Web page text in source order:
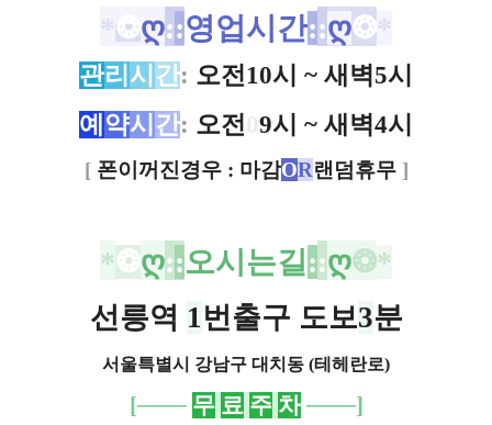
❂ღ::영업시간::ღ❂
관리 시 간: 오전10시 ~ 새벽5시
예 약시 간: 오전 9시 ~ 새벽4시
[ 폰이꺼진경우 : 마감OR랜덤휴무]
*❂ღ::오시는길::ღ❂*
선릉역 1번출구 도보3분
서울특별시 강남구 대치동 (테헤란로)
[─── 무 료 주 차 ───]